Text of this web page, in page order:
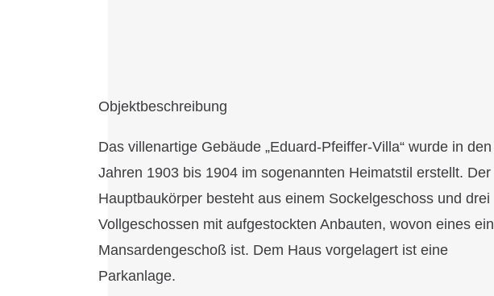
Objektbeschreibung
Das villenartige Gebäude „Eduard-Pfeiffer-Villa“ wurde in den
Jahren 1903 bis 1904 im sogenannten Heimatstil erstellt. Der
Hauptbaukörper besteht aus einem Sockelgeschoss und drei
Vollgeschossen mit aufgestockten Anbauten, wovon eines ein
Mansardengeschoß ist. Dem Haus vorgelagert ist eine
Parkanlage.